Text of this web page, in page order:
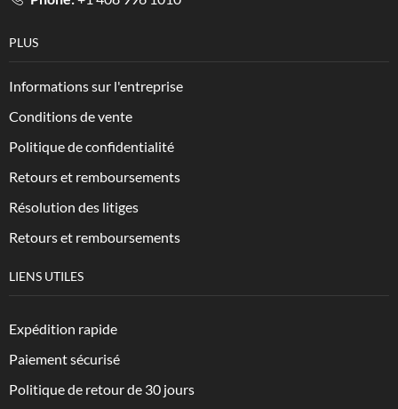
PLUS
Informations sur l'entreprise
Conditions de vente
Politique de confidentialité
Retours et remboursements
Résolution des litiges
Retours et remboursements
LIENS UTILES
Expédition rapide
Paiement sécurisé
Politique de retour de 30 jours